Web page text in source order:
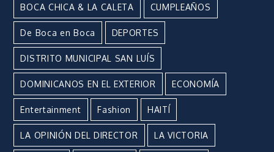
BOCA CHICA & LA CALETA CUMPLEAÑOS
De Boca en Boca DEPORTES
DISTRITO MUNICIPAL SAN LUÍS
DOMINICANOS EN EL EXTERIOR ECONOMÍA
Entertainment Fashion HAITÍ
LA OPINIÓN DEL DIRECTOR LA VICTORIA